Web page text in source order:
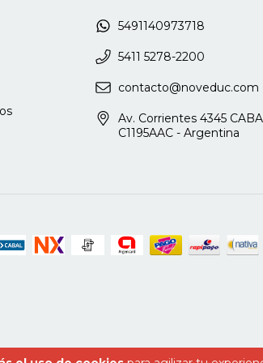
hace el juego
5491140973718
5411 5278-2200
contacto@noveduc.com
Av. Corrientes 4345
C1195AAC - Argentina